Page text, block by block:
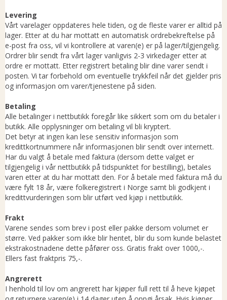
Levering
Vårt varelager oppdateres hele tiden, og de fleste varer er alltid på
lager. Etter at du har mottatt en automatisk ordrebekreftelse på
e-post fra oss, vil vi kontrollere at varen(e) er på lager/tilgjengelig.
Ordrer blir sendt fra vårt lager vanligvis 2-3 virkedager etter at
ordre er mottatt. Etter registrert betaling blir dine varer sendt i
posten. Vi tar forbehold om eventuelle trykkfeil når det gjelder pris
og informasjon om varer/tjenestene på siden.
Betaling
Alle betalinger i nettbutikk foregår like sikkert som om du betaler i
butikk. Alle opplysninger om betaling vil bli kryptert.
Det betyr at ingen kan lese sensitiv informasjon som
kredittkortnummere når informasjonen blir sendt over internett.
Har du valgt å betale med faktura (dersom dette valget er
tilgjengelig i vår nettbutikk på tidspunktet for bestilling), betales
varen etter at du har mottatt den. For å betale med faktura må du
være fylt 18 år, være folkeregistrert i Norge samt bli godkjent i
kredittvurderingen som blir utført ved kjøp i nettbutikk.
Frakt
Varene sendes som brev i post eller pakke dersom volumet er
større. Ved pakker som ikke blir hentet, blir du som kunde belastet
ekstrakostnadene dette påfører oss. Gratis frakt over 1000,-.
Ellers fast fraktpris 75,-.
Angrerett
I henhold til lov om angrerett har kjøper full rett til å heve kjøpet